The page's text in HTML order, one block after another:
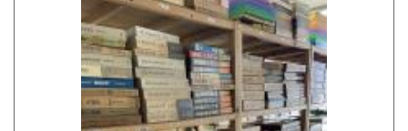
800円 長崎県
800円 大分県
800円 鹿児島県